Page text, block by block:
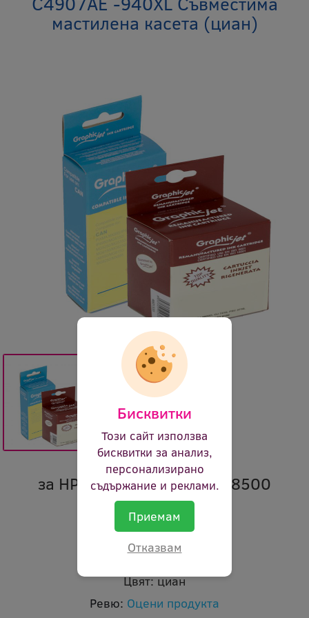
мастилена касета (циан)
за HP OfficeJet Pro 8000/8500
Марка: GraphicJet
Код:ir hp940cn 8983
В наличност:
Цвят: циан
Ревю: Оцени продукта
Бисквитки
Този сайт използва
бисквитки за анализ,
персонализирано
съдържание и реклами.
Приемам
Отказвам